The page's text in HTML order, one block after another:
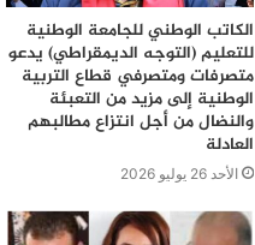
الكاتب الوطني للجامعة الوطنية
للتعليم (التوجه الديمقراطي) يدعو
متصرفات ومتصرفي قطاع التربية
الوطنية إلى مزيد من التعبئة
والنضال من أجل انتزاع مطالبهم
العادلة
الأحد 26 يوليو 2026